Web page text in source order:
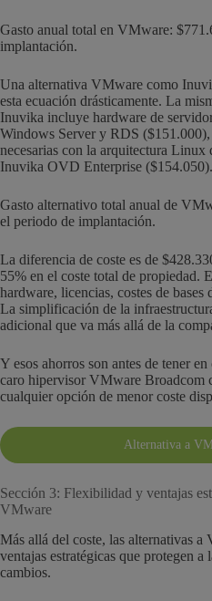
Gasto anual total en VMware:
implantación.
Una alternativa VMware como
esta ecuación drásticamente. La
Inuvika incluye hardware de
Windows Server y RDS
necesarias con la arquitectura
Inuvika OVD Enterprise ($154.050).
Gasto alternativo total anual de
el periodo de implantación.
La diferencia de coste es de
55% en el coste total de propiedad.
hardware, licencias, costes de
La simplificación de la
adicional que va más allá de la
Y esos ahorros son antes de tener
caro hipervisor VMware Broadcom
cualquier opción de menor coste
Alternativa a
Sección 3: Flexibilidad y ventajas
VMware
Más allá del coste, las alternativas
ventajas estratégicas que protegen
cambios.